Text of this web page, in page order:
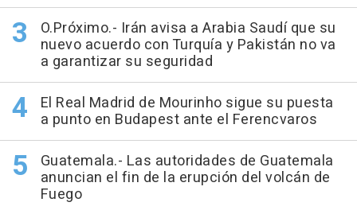
O.Próximo.- Irán avisa a Arabia Saudí que su
nuevo acuerdo con Turquía y Pakistán no va
a garantizar su seguridad
El Real Madrid de Mourinho sigue su puesta
a punto en Budapest ante el Ferencvaros
Guatemala.- Las autoridades de Guatemala
anuncian el fin de la erupción del volcán de
Fuego